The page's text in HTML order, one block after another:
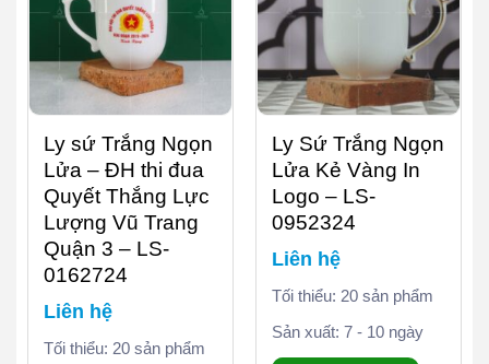
Ly sứ Trắng Ngọn
Lửa – ĐH thi đua
Quyết Thắng Lực
Lượng Vũ Trang
Quận 3 – LS-
0162724
Liên hệ
Tối thiểu: 20 sản phẩm
Ly Sứ Trắng Ngọn
Lửa Kẻ Vàng In
Logo – LS-
0952324
Liên hệ
Tối thiểu: 20 sản phẩm
Sản xuất: 7 - 10 ngày